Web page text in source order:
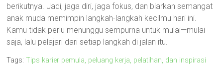
berikutnya. Jadi, jaga diri, jaga fokus, dan biarkan semangat
anak muda memimpin langkah-langkah kecilmu hari ini.
Kamu tidak perlu menunggu sempurna untuk mulai—mulai
saja, lalu pelajari dari setiap langkah di jalan itu.
Tags:Tips karier pemula, peluang kerja, pelatihan, dan inspirasi